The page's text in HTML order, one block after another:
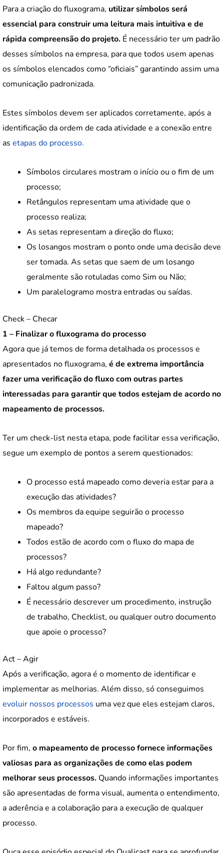
Para a criação do fluxograma, utilizar símbolos será
essencial para construir uma leitura mais intuitiva e de
rápida compreensão do projeto. É necessário ter um padrão
desses símbolos na empresa, para que todos usem apenas
os símbolos elencados como “oficiais” garantindo assim uma
comunicação padronizada.
Estes símbolos devem ser aplicados corretamente, após a
identificação da ordem de cada atividade e a conexão entre
as etapas do processo.
Símbolos circulares mostram o início ou o fim de um
processo;
Retângulos representam uma atividade que o
processo realiza;
As setas representam a direção do fluxo;
Os losangos mostram o ponto onde uma decisão deve
ser tomada. As setas que saem de um losango
geralmente são rotuladas como Sim ou Não;
Um paralelogramo mostra entradas ou saídas.
Check – Checar
1 – Finalizar o fluxograma do processo
Agora que já temos de forma detalhada os processos e
apresentados no fluxograma, é de extrema importância
fazer uma verificação do fluxo com outras partes
interessadas para garantir que todos estejam de acordo no
mapeamento de processos.
Ter um check-list nesta etapa, pode facilitar essa verificação,
segue um exemplo de pontos a serem questionados:
O processo está mapeado como deveria estar para a
execução das atividades?
Os membros da equipe seguirão o processo
mapeado?
Todos estão de acordo com o fluxo do mapa de
processos?
Há algo redundante?
Faltou algum passo?
É necessário descrever um procedimento, instrução
de trabalho, Checklist, ou qualquer outro documento
que apoie o processo?
Act – Agir
Após a verificação, agora é o momento de identificar e
implementar as melhorias. Além disso, só conseguimos
evoluir nossos processos uma vez que eles estejam claros,
incorporados e estáveis.
Por fim, o mapeamento de processo fornece informações
valiosas para as organizações de como elas podem
melhorar seus processos. Quando informações importantes
são apresentadas de forma visual, aumenta o entendimento,
a aderência e a colaboração para a execução de qualquer
processo.